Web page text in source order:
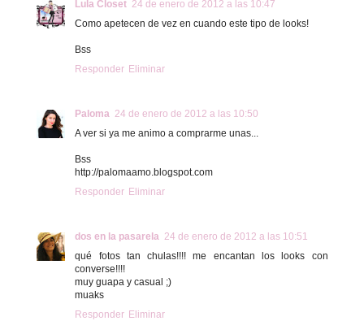
Lula Closet 24 de enero de 2012 a las 10:47
Como apetecen de vez en cuando este tipo de looks!
Bss
Responder Eliminar
Paloma 24 de enero de 2012 a las 10:50
A ver si ya me animo a comprarme unas...
Bss
http://palomaamo.blogspot.com
Responder Eliminar
dos en la pasarela 24 de enero de 2012 a las 10:51
qué fotos tan chulas!!!! me encantan los looks con
converse!!!!
muy guapa y casual ;)
muaks
Responder Eliminar